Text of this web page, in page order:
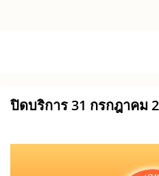
ปิดบริการ 31 กรกฎาคม